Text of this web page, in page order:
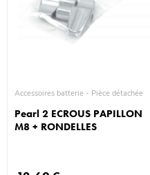
Accessoires batterie - Pièce détachée
Pearl 2 ECROUS PAPILLON
M8 + RONDELLES